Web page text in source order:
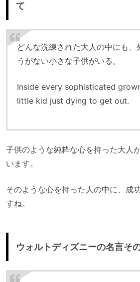
て
どんな洗練された大人の中にも、
うがない小さな子供がいる。
Inside every sophisticated
little kid just dying to get out.
子供のような純粋な心を持った大人
います。
そのような心を持った人の中に、成
すね。
ウォルトディズニーの名言